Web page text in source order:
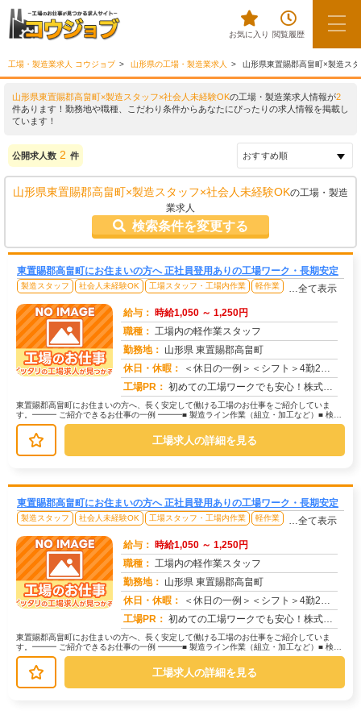
お気に入り 閲覧履歴
工場・製造業求人 コウジョブ 山形県の工場・製造業求人 山形県東置賜郡高畠町×製造ス
山形県東置賜郡高畠町×製造スタッフ×社会人未経験OKの工場・製造業求人情報が2
件あります！勤務地や職種、こだわり条件からあなたにぴったりの求人情報を掲載し
ています！
公開求人数 2 件
山形県東置賜郡高畠町×製造スタッフ×社会人未経験OKの工場・製造
業求人
検索条件を変更する
東置賜郡高畠町にお住まいの方へ 正社員登用ありの工場ワーク・長期安定
製造スタッフ 社会人未経験OK 工場スタッフ・工場内作業 軽作業 …全て表示
給与： 時給1,050 ～ 1,250円
職種： 工場内の軽作業スタッフ
勤務地： 山形県 東置賜郡高畠町
休日・休暇：
＜休日の一例＞＜シフト＞4勤2休＜休日＞工場カレンダーによる★長期休暇あり★有給休暇あり※配属先により休日・勤務形...
工場PR： 初めての工場ワークでも安心！株式会社京栄センターなら、全国各地の豊富なお仕事の中から、あなたにぴったりの環境が見つ...
東置賜郡高畠町にお住まいの方へ、長く安定して働ける工場のお仕事をご紹介していま
す。━━━ ご紹介できるお仕事の一例 ━━━■ 製造ライン作業（組立・加工など）■ 検
査・検品（目視チェックなど）■...
工場求人の詳細を見る
東置賜郡高畠町にお住まいの方へ 正社員登用ありの工場ワーク・長期安定
製造スタッフ 社会人未経験OK 工場スタッフ・工場内作業 軽作業 …全て表示
給与： 時給1,050 ～ 1,250円
職種： 工場内の軽作業スタッフ
勤務地： 山形県 東置賜郡高畠町
休日・休暇：
＜休日の一例＞＜シフト＞4勤2休＜休日＞工場カレンダーによる★長期休暇あり★有給休暇あり※配属先により休日・勤務形...
工場PR： 初めての工場ワークでも安心！株式会社京栄センターなら、全国各地の豊富なお仕事の中から、あなたにぴったりの環境が見つ...
東置賜郡高畠町にお住まいの方へ、長く安定して働ける工場のお仕事をご紹介していま
す。━━━ ご紹介できるお仕事の一例 ━━━■ 製造ライン作業（組立・加工など）■ 検
査・検品（目視チェックなど）■...
工場求人の詳細を見る